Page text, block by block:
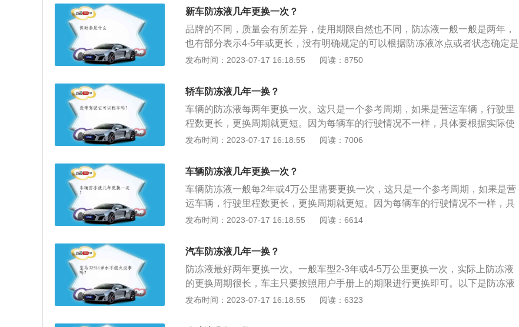
后着车怠速3至5分钟，让水循环起来。开始从水罐里流出的水有点淡淡的粉红
色，继续注入清水，直至流出来的水是干净的。注意别忘了将暖风水管拆掉，把
暖风水箱的水放干净。放水大约1小时后，将新的防冻液由水箱（散热器）的水
罐，加到防冻液罐快满了为止，打着车10分钟左右，这时冷却系统由于排除了部
止。
检查，看看各个管道有无泄漏的痕迹，是否有裂缝，重点就是要检查五通水管，
防冻液就是在流经五通管后，被分配到汽车不同的部分发挥作用。如果这个部分
有泄漏防冻液的现象，就应该根据情况更换水管或重新固定接口。将旧的防冻液
放出，之后用清水清洗液体通道。将清水加入防冻液补充罐，随后往罐里注入清
水，使清水连续不断地流经发动机冷却系统，随后着车怠速3至5分钟，让水循环
水是干净的。注意别忘了将暖风水管拆掉，把暖风水箱的水放干净。放水大约1
小时后，将新的防冻液由水箱（散热器）的水管加入，随后将另一桶防冻液加入
防冻液罐，加到防冻液罐快满了为止，打着车10分钟左右，这时冷却系统由于排
T”为止。
新车防冻液几年更换一次？
品牌的不同，质量会有所差异，使用期限自然也不同，防冻液一般一般是两年，
也有部分表示4-5年或更长，没有明确规定的可以根据防冻液冰点或者状态确定是
否需要更换。防冻液（防冻冷却液）检查方法：等到车子冷下来之后，打开发动
时液面低于下限就添加，添加量以水壶边上的刻度为准，只要在最高（MAX）和
最低（MIN）之间就好。防冻液的更换周期：防冻液更换周期为10万公里，更换
容量为6L。防冻液的颜色并不代表防冻液的质量好坏，颜色只是各个防冻液生产
厂家不同的配比后，添加了不同的色素而已。防冻液使用一段时间后，不以颜色
鲜艳程度为标准来确定是否更换，而是以防冻液的浓度来决定是否需要更换（浓
发布时间：2023-07-17 16:18:55 阅读：8750
轿车防冻液几年一换？
车辆的防冻液每两年更换一次。这只是一个参考周期，如果是营运车辆，行驶里
程数更长，更换周期就更短。因为每辆车的行驶情况不一样，具体要根据实际使
用情况来选择更换，检查防冻液的使用情况，如果发现防冻液不足，及时补充；
液的更换方法：在彻底更换防冻液之前，要先做个全面检查，看看各个管道有无
泄漏的痕迹，是否有裂缝，重点就是要检查五通水管，五通管因为有五个连接各
个部位的接口而得名，防冻液就是在流经五通管后，被分配到汽车不同的部分发
挥作用。如果这个部分有泄漏防冻液的现象，就应该根据情况更换水管或重新固
定接口。将旧的防冻液放出，之后用清水清洗液体通道。将清水加入防冻液补充
速3至5分钟，让水循环起来。开始从水罐里流出的水有点淡淡的粉红色，继续注
入清水，直至流出干净的水。注意别忘了将暖风水管拆掉，把暖风水箱的水放干
净。放水大约1小时后，将新的防冻液由水箱（散热器）的水管加入，这是让防
满了为止，打着车10分钟左右，这时冷却系统由于排除了部分空气，液面有所下
发布时间：2023-07-17 16:18:55 阅读：7006
车辆防冻液几年更换一次？
车辆防冻液一般每2年或4万公里需要更换一次，这只是一个参考周期，如果是营
运车辆，行驶里程数更长，更换周期就更短。因为每辆车的行驶情况不一样，具
体要根据实际使用情况来选择更换，检查防冻液的使用情况，如果发现防冻液不
清洗系统。防冻液更换方法如下：在彻底更换防冻液之前，要先做个全面检查，
看看各个管道有无泄漏的痕迹，是否有裂缝，重点就是要检查五通水管，防冻液
就是在流经五通管后，被分配到汽车不同的部分发挥作用。如果这个部分有泄漏
防冻液的现象，就应该根据情况更换水管或重新固定接口。将旧的防冻液放出，
之后用清水清洗液体通道。将清水加入防冻液补充罐，随后往罐里注入清水，使
发布时间：2023-07-17 16:18:55 阅读：6614
汽车防冻液几年一换？
防冻液最好两年更换一次。一般车型2-3年或4-5万公里更换一次，实际上防冻液
的更换周期很长，车主只要按照用户手册上的期限进行更换即可。以下是防冻液
的构成及作用：防冻液组成成分：防冻液的组成主要是乙二醇和水，即防冻液是
发布时间：2023-07-17 16:18:55 阅读：6323